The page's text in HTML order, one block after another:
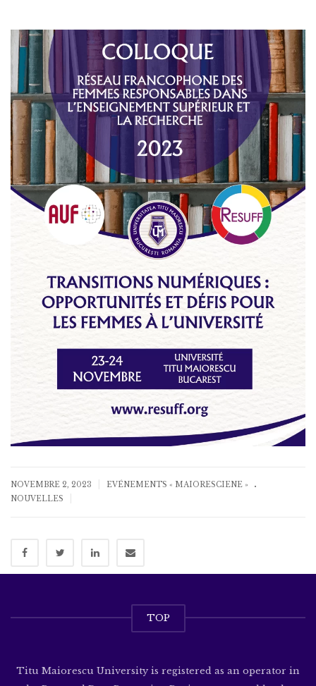
NOVEMBRE 2, 2023 EVÉNEMENTS « MAIORESCIENE » .
NOUVELLES
TOP
Titu Maiorescu University is registered as an operator in